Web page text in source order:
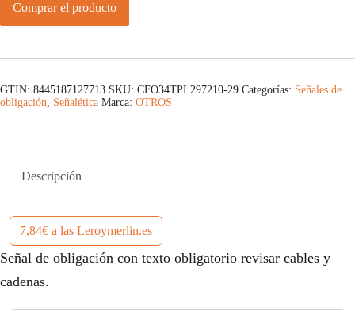
Comprar el producto
GTIN: 8445187127713 SKU: CFO34TPL297210-29 Categorías: Señales de
obligación, Señalética Marca: OTROS
Descripción
7,84€ a las Leroymerlin.es
Señal de obligación con texto obligatorio revisar cables y
cadenas.